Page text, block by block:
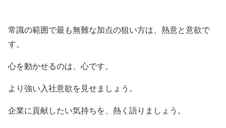
常識の範囲で最も無難な加点の狙い方は、熱意と意欲で
す。
心を動かせるのは、心です。
より強い入社意欲を見せましょう。
企業に貢献したい気持ちを、熱く語りましょう。